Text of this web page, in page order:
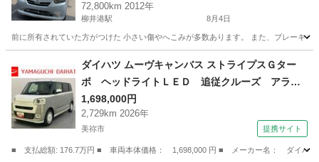
72,800km 2012年
柳井港駅 8月4日
前に所有されていた方がつけた 小さい傷やへこみが多数あります。 また、ブレーキ
柳井港駅 ミライース
ダイハツ ムーヴキャンバス ストライプスＧター
ボ ヘッドライトＬＥＤ 追従クルーズ アラウ
ンドビューモニター ターボモデル 衝突回避支
援ブレーキ 車線逸脱警告 電動格納ミラー シ
ートヒータ キーフリー スマートキー オート
マチックハイビーム ＡＢＳ （検11.1）
1,698,000円
2,729km 2026年
美祢市 提携サイト
■ 支払総額: 176.7万円 ■ 車両本体価格： 1,698,000 円 ■ メーカー名： ダイハ